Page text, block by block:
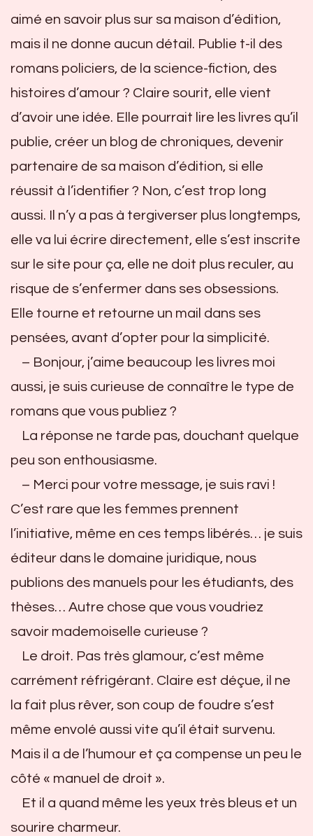
aimé en savoir plus sur sa maison d’édition,
mais il ne donne aucun détail. Publie t-il des
romans policiers, de la science-fiction, des
histoires d’amour ? Claire sourit, elle vient
d’avoir une idée. Elle pourrait lire les livres qu’il
publie, créer un blog de chroniques, devenir
partenaire de sa maison d’édition, si elle
réussit à l’identifier ? Non, c’est trop long
aussi. Il n’y a pas à tergiverser plus longtemps,
elle va lui écrire directement, elle s’est inscrite
sur le site pour ça, elle ne doit plus reculer, au
risque de s’enfermer dans ses obsessions.
Elle tourne et retourne un mail dans ses
pensées, avant d’opter pour la simplicité.
– Bonjour, j’aime beaucoup les livres moi
aussi, je suis curieuse de connaître le type de
romans que vous publiez ?
La réponse ne tarde pas, douchant quelque
peu son enthousiasme.
– Merci pour votre message, je suis ravi !
C’est rare que les femmes prennent
l’initiative, même en ces temps libérés… je suis
éditeur dans le domaine juridique, nous
publions des manuels pour les étudiants, des
thèses… Autre chose que vous voudriez
savoir mademoiselle curieuse ?
Le droit. Pas très glamour, c’est même
carrément réfrigérant. Claire est déçue, il ne
la fait plus rêver, son coup de foudre s’est
même envolé aussi vite qu’il était survenu.
Mais il a de l’humour et ça compense un peu le
côté « manuel de droit ».
Et il a quand même les yeux très bleus et un
sourire charmeur.